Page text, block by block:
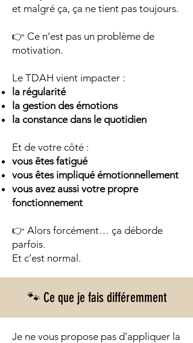
et malgré ça, ça ne tient pas toujours.
👉 Ce n’est pas un problème de
motivation.
Le TDAH vient impacter :
la régularité
la gestion des émotions
la constance dans le quotidien
Et de votre côté :
vous êtes fatigué
vous êtes impliqué émotionnellement
vous avez aussi votre propre
fonctionnement
👉 Alors forcément… ça déborde
parfois.
Et c’est normal.
🐾 Ce que je fais différemment
Je ne vous propose pas d’appliquer la